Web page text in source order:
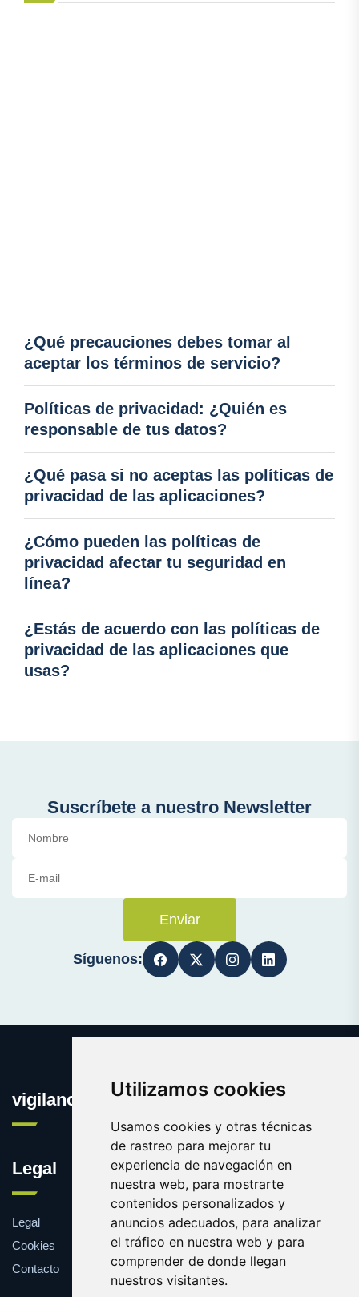
Utilizamos cookies
Usamos cookies y otras técnicas
de rastreo para mejorar tu
experiencia de navegación en
nuestra web, para mostrarte
contenidos personalizados y
anuncios adecuados, para analizar
el tráfico en nuestra web y para
comprender de donde llegan
nuestros visitantes.
¿Qué precauciones debes tomar al
aceptar los términos de servicio?
Políticas de privacidad: ¿Quién es
responsable de tus datos?
¿Qué pasa si no aceptas las políticas de
privacidad de las aplicaciones?
¿Cómo pueden las políticas de
privacidad afectar tu seguridad en
línea?
¿Estás de acuerdo con las políticas de
privacidad de las aplicaciones que
usas?
Suscríbete a nuestro Newsletter
Enviar
Síguenos:
vigilanciaonline.es
Legal
Legal
Cookies
Contacto